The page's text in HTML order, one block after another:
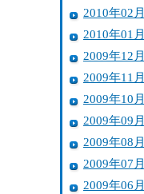
2010年02月
2010年01月
2009年12月
2009年11月
2009年10月
2009年09月
2009年08月
2009年07月
2009年06月